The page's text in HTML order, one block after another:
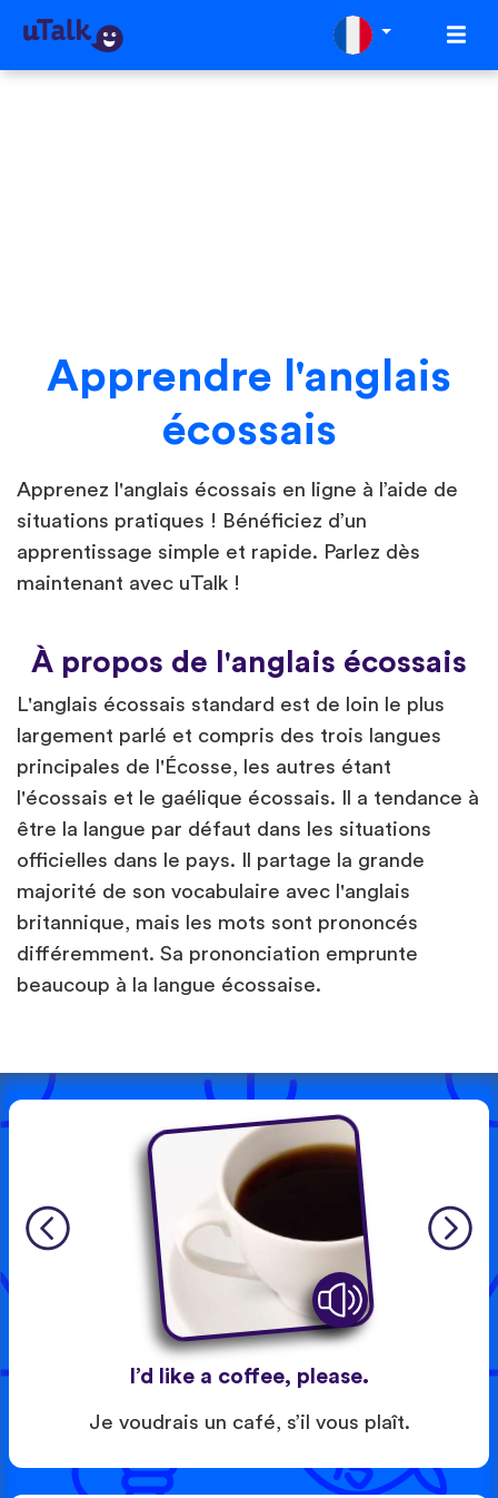
Apprendre l'anglais
écossais
Apprenez l'anglais écossais en ligne à l’aide de
situations pratiques ! Bénéficiez d’un
apprentissage simple et rapide. Parlez dès
maintenant avec uTalk !
À propos de l'anglais écossais
L'anglais écossais standard est de loin le plus
largement parlé et compris des trois langues
principales de l'Écosse, les autres étant
l'écossais et le gaélique écossais. Il a tendance à
être la langue par défaut dans les situations
officielles dans le pays. Il partage la grande
majorité de son vocabulaire avec l'anglais
britannique, mais les mots sont prononcés
différemment. Sa prononciation emprunte
beaucoup à la langue écossaise.
I’d like a coffee, please.
Je voudrais un café, s’il vous plaît.